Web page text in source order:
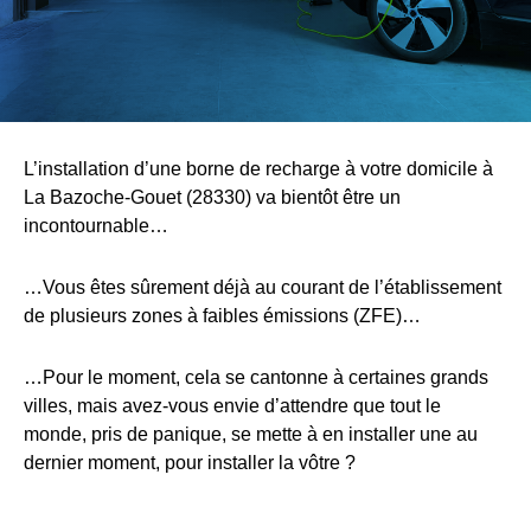
L’installation d’une borne de recharge à votre domicile à
La Bazoche-Gouet (28330) va bientôt être un
incontournable…
…Vous êtes sûrement déjà au courant de l’établissement
de plusieurs zones à faibles émissions (ZFE)…
…Pour le moment, cela se cantonne à certaines grands
villes, mais avez-vous envie d’attendre que tout le
monde, pris de panique, se mette à en installer une au
dernier moment, pour installer la vôtre ?